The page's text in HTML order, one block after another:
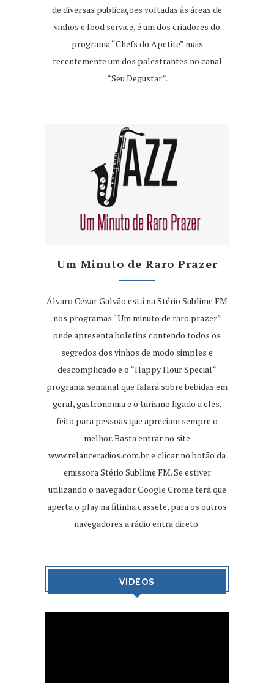
de diversas publicações voltadas às áreas de
vinhos e food service, é um dos criadores do
programa “Chefs do Apetite” mais
recentemente um dos palestrantes no canal
“Seu Degustar”.
Um Minuto de Raro Prazer
Álvaro Cézar Galvão está na Stério Sublime FM
nos programas “Um minuto de raro prazer”
onde apresenta boletins contendo todos os
segredos dos vinhos de modo simples e
descomplicado e o “Happy Hour Special“
programa semanal que falará sobre bebidas em
geral, gastronomia e o turismo ligado a eles,
feito para pessoas que apreciam sempre o
melhor. Basta entrar no site
www.relanceradios.com.bre clicar no botão da
emissora Stério Sublime FM. Se estiver
utilizando o navegador Google Crome terá que
aperta o play na fitinha cassete, para os outros
navegadores a rádio entra direto.
VIDEOS